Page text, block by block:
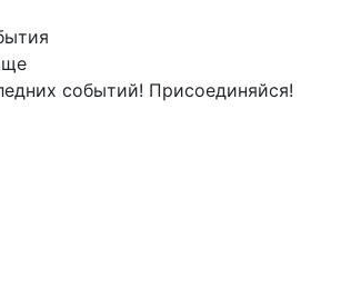
событий! Присоединяйся!